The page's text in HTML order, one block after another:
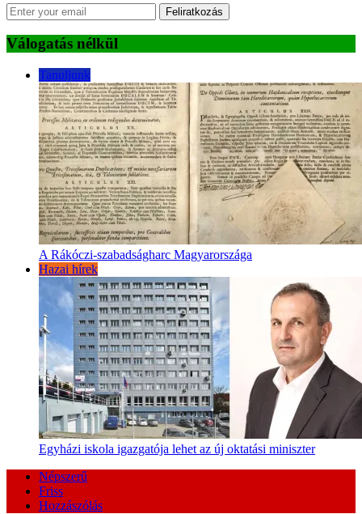
Feliratkozás
Válogatás nélkül
Tanuljunk
A Rákóczi-szabadságharc Magyarországa
Hazai hírek
Egyházi iskola igazgatója lehet az új oktatási miniszter
Népszerű
Friss
Hozzászólás